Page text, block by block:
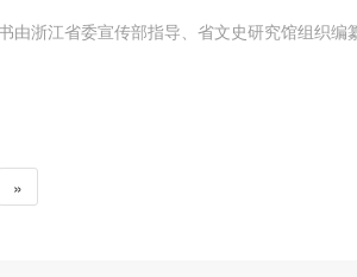
由浙江省委宣传部指导、省文史研究馆组织编
»